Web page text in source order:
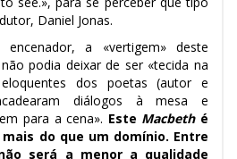
Daniel Jonas.
a «vertigem» deste
podia deixar de ser «tecida na
dos poetas (autor e
diálogos à mesa e
para a cena». Este Macbethé
do que um domínio. Entre
será a menor a qualidade